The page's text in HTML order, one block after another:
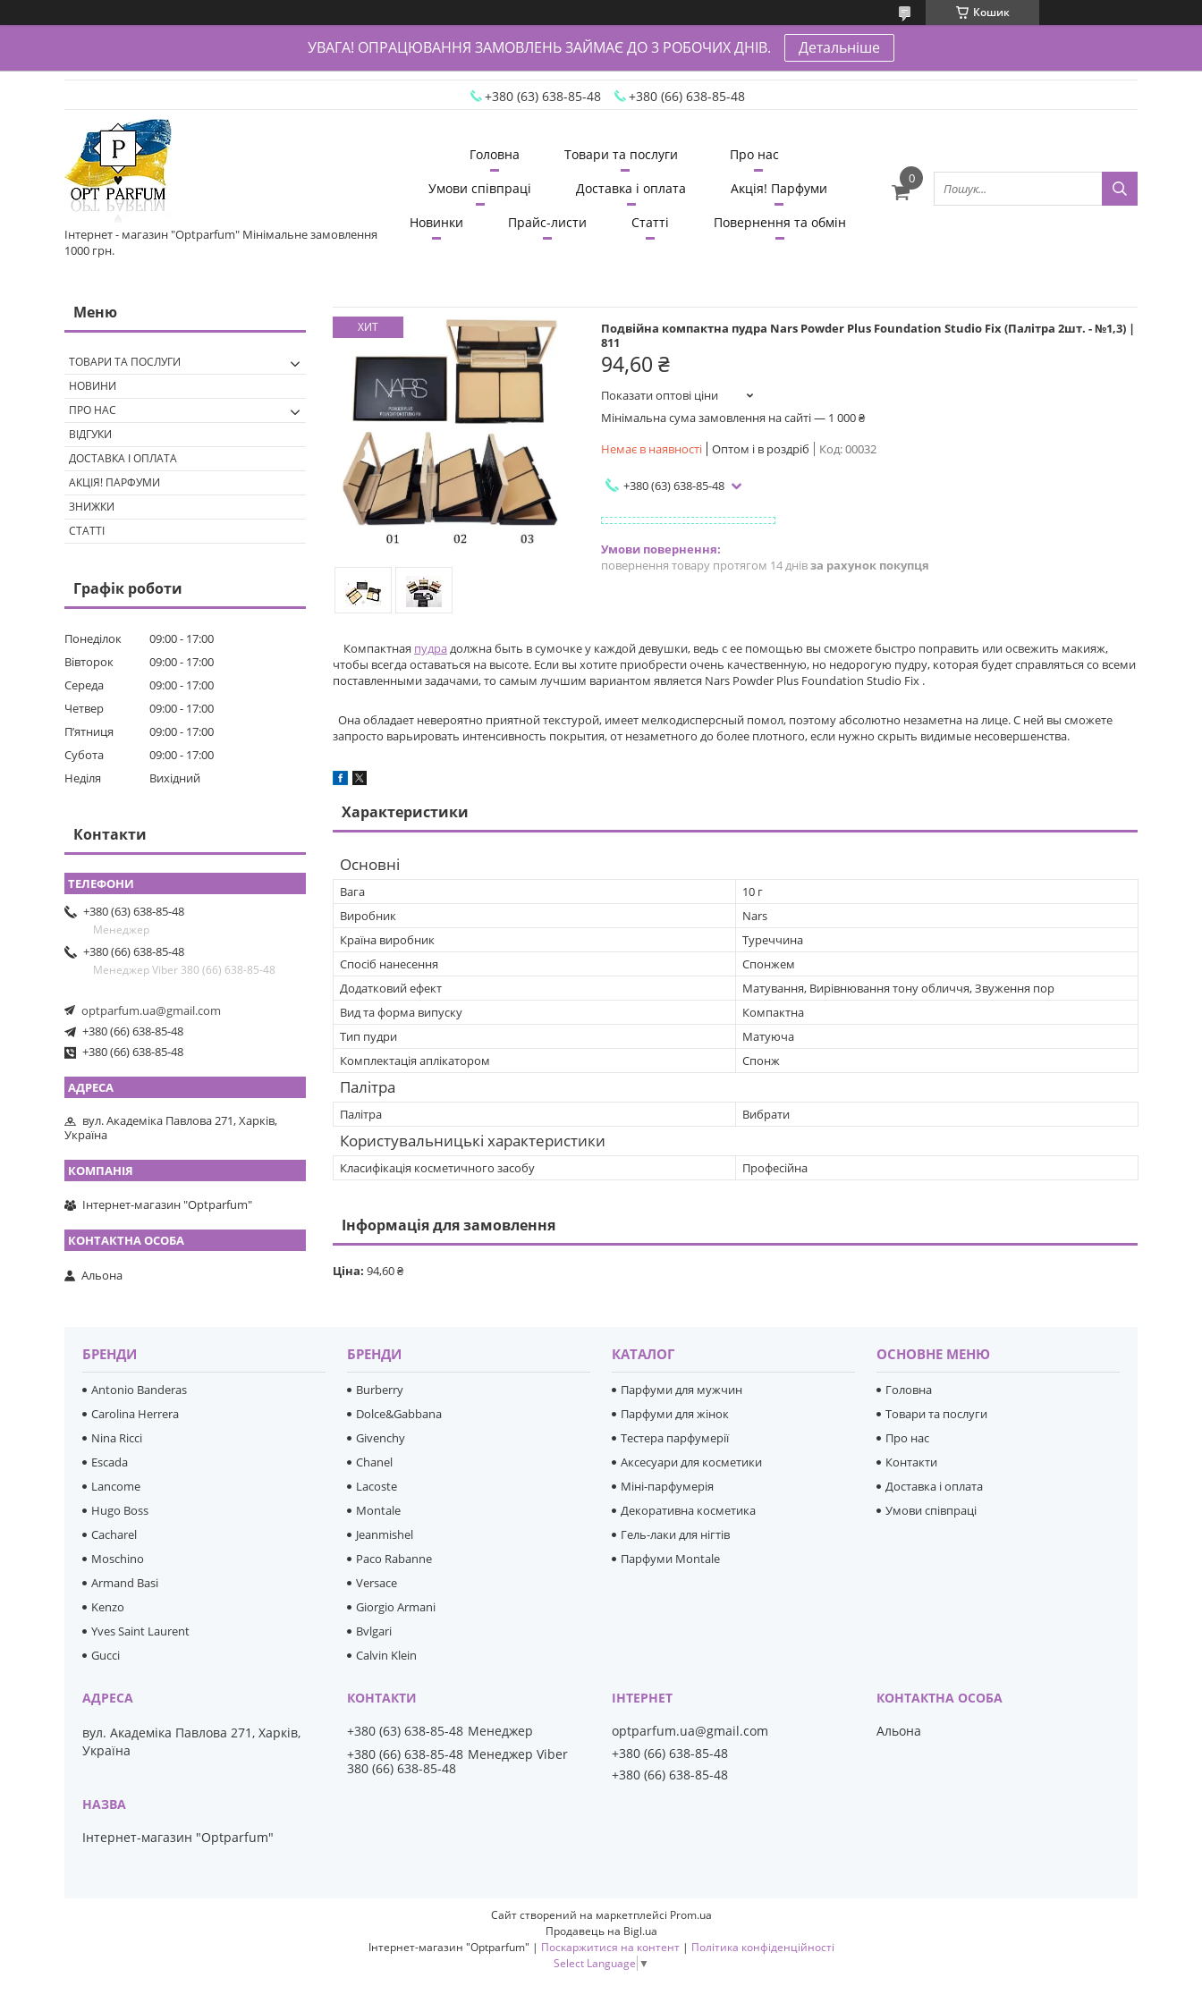
Кошик
УВАГА! ОПРАЦЮВАННЯ ЗАМОВЛЕНЬ ЗАЙМАЄ ДО 3 РОБОЧИХ ДНІВ. Детальніше
+380 (63) 638-85-48 +380 (66) 638-85-48
Інтернет - магазин "Optparfum" Мінімальне замовлення
1000 грн.
Головна Товари та послуги
Про нас
Умови співпраці
Доставка і оплата
Акція! Парфуми
Новинки
Прайс-листи Статті Повернення та обмін
ХИТ
Подвійна компактна пудра Nars Powder Plus Foundation Studio Fix (Палітра 2шт. - №1,3) |
811
94,60 ₴
Показати оптові ціни
Мінімальна сума замовлення на сайті — 1 000 ₴
Немає в наявності
Оптом і в роздріб Код:00032
+380 (63) 638-85-48
повернення товару протягом 14 днівза рахунок покупця
Компактная пудрадолжна быть в сумочке у каждой девушки, ведь с ее помощью вы сможете быстро поправить или освежить макияж,
чтобы всегда оставаться на высоте. Если вы хотите приобрести очень качественную, но недорогую пудру, которая будет справляться со всеми
поставленными задачами, то самым лучшим вариантом является Nars Powder Plus Foundation Studio Fix .
Она обладает невероятно приятной текстурой, имеет мелкодисперсный помол, поэтому абсолютно незаметна на лице. С ней вы сможете
запросто варьировать интенсивность покрытия, от незаметного до более плотного, если нужно скрыть видимые несовершенства.
Характеристики
Основні
Вага
10 г
Виробник
Nars
Країна виробник
Туреччина
Спосіб нанесення
Спонжем
Додатковий ефект
Матування, Вирівнювання тону обличчя, Звуження пор
Вид та форма випуску
Компактна
Тип пудри
Матуюча
Комплектація аплікатором
Спонж
Палітра
Палітра Вибрати
Користувальницькі характеристики
Класифікація косметичного засобу Професійна
Інформація для замовлення
Ціна: 94,60 ₴
ТОВАРИ ТА ПОСЛУГИ
НОВИНИ
ПРО НАС
ВІДГУКИ
ДОСТАВКА І ОПЛАТА
АКЦІЯ! ПАРФУМИ
ЗНИЖКИ
СТАТТІ
Графік роботи
Понеділок 09:00
17:00
Вівторок
09:00
17:00
Середа
09:00
17:00
Четвер
09:00
17:00
Пʼятниця
09:00
17:00
Субота
09:00
17:00
Неділя
Вихідний
Контакти
+380 (63) 638-85-48
Менеджер
+380 (66) 638-85-48
Менеджер Viber 380 (66) 638-85-48
optparfum.ua@gmail.com
+380 (66) 638-85-48
+380 (66) 638-85-48
вул. Академіка Павлова 271, Харків,
Україна
Інтернет-магазин "Optparfum"
Альона
БРЕНДИ
Antonio Banderas
Carolina Herrera
Nina Ricci
Escada
Lancome
Hugo Boss
Cacharel
Moschino
Armand Basi
Kenzo
Yves Saint Laurent
Gucci
БРЕНДИ
Burberry
Dolce&Gabbana
Givenchy
Chanel
Lacoste
Montale
Jeanmishel
Paco Rabanne
Versace
Giorgio Armani
Bvlgari
Calvin Klein
КАТАЛОГ
Парфуми для мужчин
Парфуми для жінок
Тестера парфумерії
Аксесуари для косметики
Міні-парфумерія
Декоративна косметика
Гель-лаки для нігтів
Парфуми Montale
ОСНОВНЕ МЕНЮ
Головна
Товари та послуги
Про нас
Контакти
Доставка і оплата
Умови співпраці
вул. Академіка Павлова 271, Харків,
Україна
Інтернет-магазин "Optparfum"
+380 (63) 638-85-48 Менеджер
+380 (66) 638-85-48 Менеджер Viber
380 (66) 638-85-48
optparfum.ua@gmail.com
+380 (66) 638-85-48
+380 (66) 638-85-48
Альона
Сайт створений на маркетплейсі Prom.ua
Продавець на Bigl.ua
Інтернет-магазин "Optparfum" | Поскаржитися на контент | Політика конфіденційності
Select Language ▼